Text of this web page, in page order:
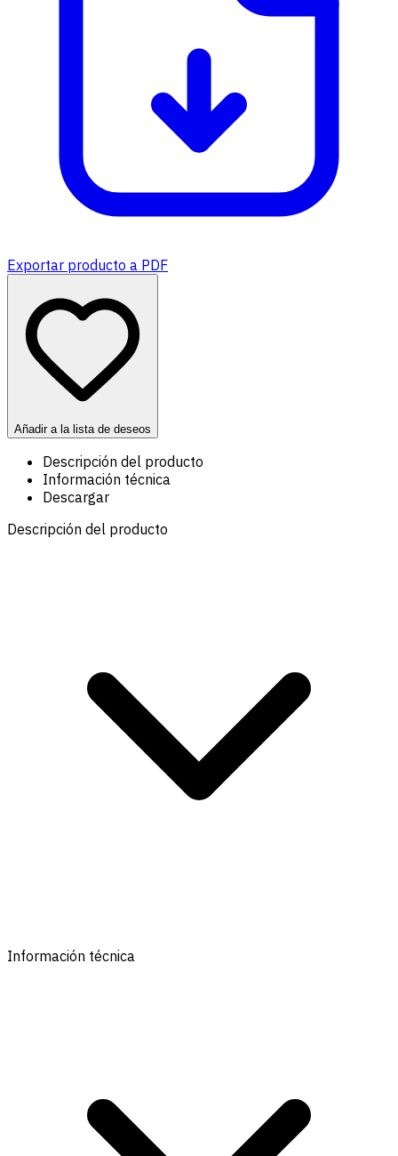
Exportar producto a PDF
Añadir a la lista de deseos
Descripción del producto
Información técnica
Descargar
Descripción del producto
Información técnica